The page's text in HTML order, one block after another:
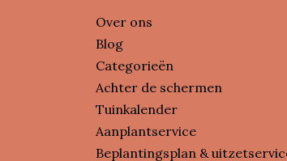
Over ons
Blog
Categorieën
Achter de schermen
Tuinkalender
Aanplantservice
Beplantingsplan &